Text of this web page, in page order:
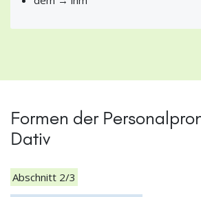
Formen der
Dativ
Abschnitt 2/3